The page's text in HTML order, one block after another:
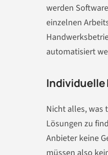
werden
einzelnen
automatisiert
Individuelle
Nicht alles, was
Lösungen zu
Anbieter keine